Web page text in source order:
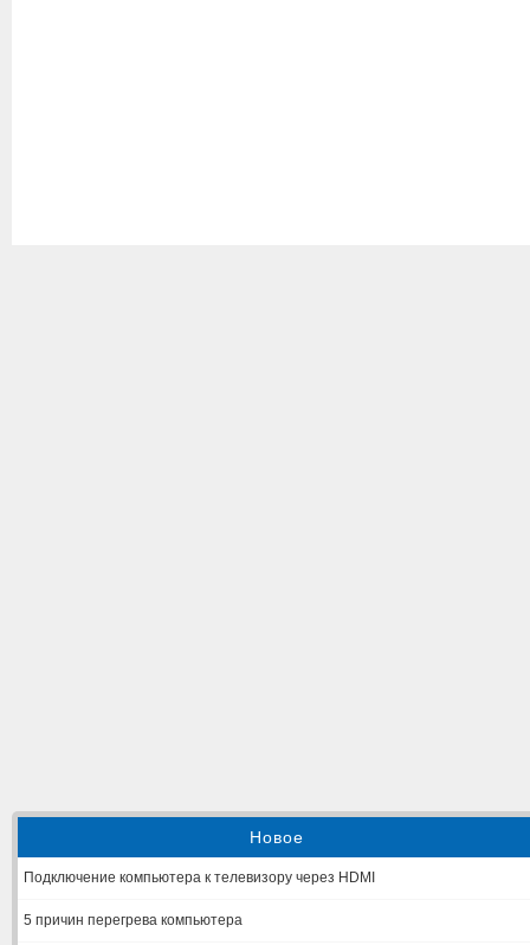
Новое
Подключение компьютера к телевизору через HDMI
5 причин перегрева компьютера